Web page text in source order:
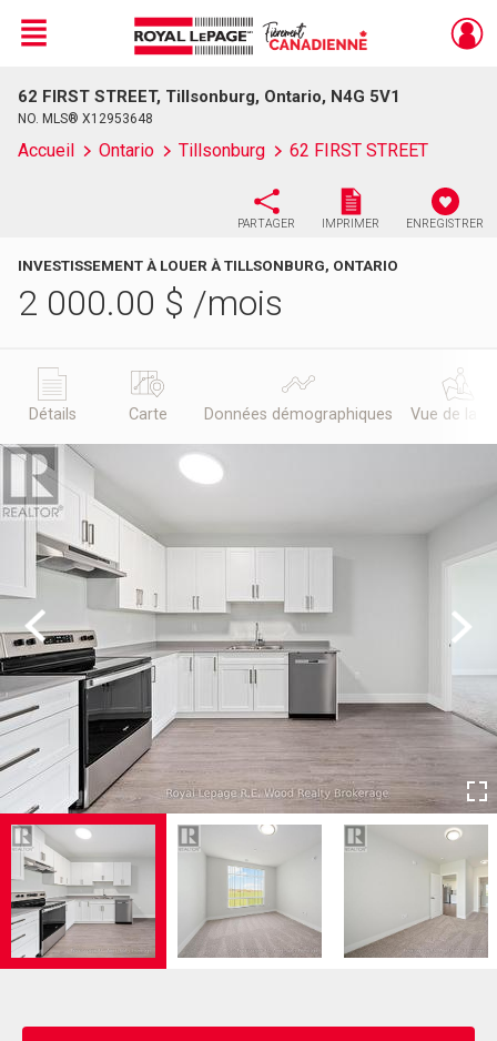
Live
En Direct
Menu
62 FIRST STREET, Tillsonburg, Ontario, N4G 5V1
NO. MLS® X12953648
Accueil Ontario Tillsonburg 62 FIRST STREET
PARTAGER IMPRIMER ENREGISTRER
INVESTISSEMENT À LOUER À TILLSONBURG, ONTARIO
2 000.00 $ /mois
Détails Carte Données démographiques Vue de la
Previous Next